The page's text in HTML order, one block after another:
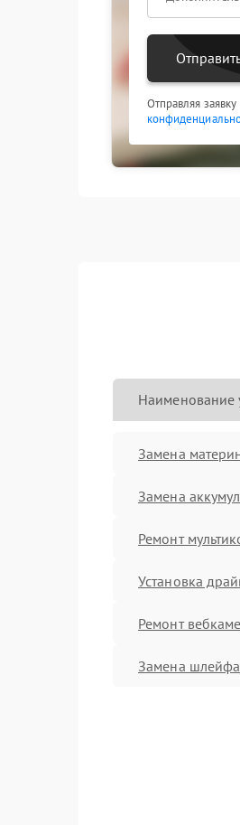
использование
соблюдение
официальную
прозрачное
Отправляя
Наименование
Замена
Замена
Ремонт
Установка
Ремонт
Замена шлейфа